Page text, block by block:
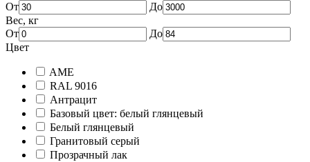
От
До
Вес, кг
От
До
Цвет
AME
RAL 9016
Антрацит
Базовый цвет: белый глянцевый
Белый глянцевый
Гранитовый серый
Прозрачный лак